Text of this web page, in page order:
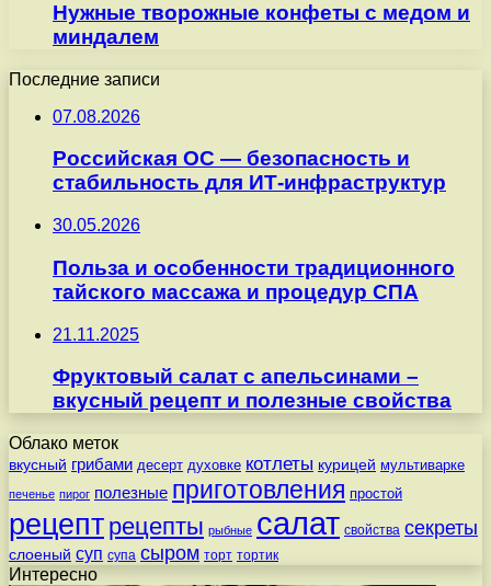
Нужные творожные конфеты с медом и
миндалем
Последние записи
07.08.2026
Российская ОС — безопасность и
стабильность для ИТ-инфраструктур
30.05.2026
Польза и особенности традиционного
тайского массажа и процедур СПА
21.11.2025
Фруктовый салат с апельсинами –
вкусный рецепт и полезные свойства
Облако меток
вкусный грибами десерт духовке котлеты курицей мультиварке
печенье пирог полезные приготовления простой
рецепт рецепты рыбные салат свойства секреты
слоеный суп супа сыром торт тортик
Интересно